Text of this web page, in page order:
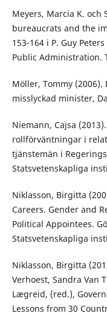
Meyers, Marcia K. och
bureaucrats and the
153-164 i P. Guy
Public Administration.
Möller, Tommy
misslyckad minister,
Niemann, Cajsa
rollförväntningar i
tjänstemän i
Statsvetenskapliga
Niklasson, Birgitta
Careers. Gender and
Political Appointees.
Statsvetenskapliga
Niklasson, Birgitta
Verhoest, Sandra Van
Lægreid, (red.),
Lessons from 30